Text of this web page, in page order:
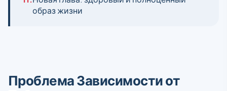
образ жизни
Проблема Зависимости от